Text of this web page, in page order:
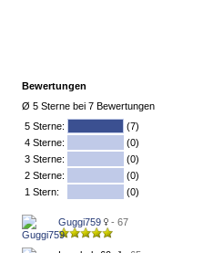
Bewertungen
Ø 5 Sterne bei 7 Bewertungen
5 Sterne:
(7)
4 Sterne:
(0)
3 Sterne:
(0)
2 Sterne:
(0)
1 Stern:
(0)
Guggi759 - 67